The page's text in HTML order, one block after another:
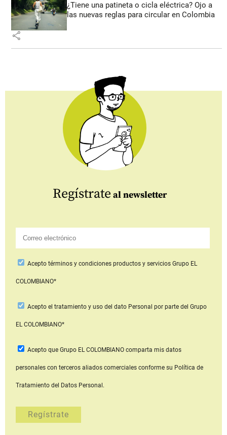
¿Tiene una patineta o cicla eléctrica? Ojo a
las nuevas reglas para circular en Colombia
share
Regístrate al newsletter
Aceptotérminos y condiciones productos y serviciosGrupo EL
COLOMBIANO*
Acepto el tratamiento y uso del dato Personal por parte del Grupo
EL COLOMBIANO*
Acepto que Grupo EL COLOMBIANOcomparta mis datos
personales con terceros aliados comerciales conforme su Política de
Tratamiento del Datos Personal.